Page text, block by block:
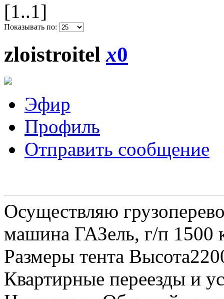
[1..1]
Показывать по:
zloistroitelx0
Эфир
Профиль
Отправить сообщение
Осуществляю
машина ГАЗель, г/п 1500
Размеры тента
Квартирные переезды и